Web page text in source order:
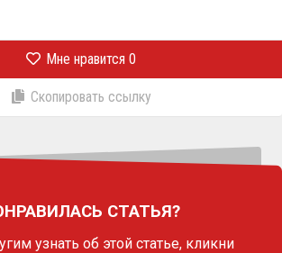
Мне нравится 0
Скопировать ссылку
СТАТЬЯ?
узнать об этой статье, кликни